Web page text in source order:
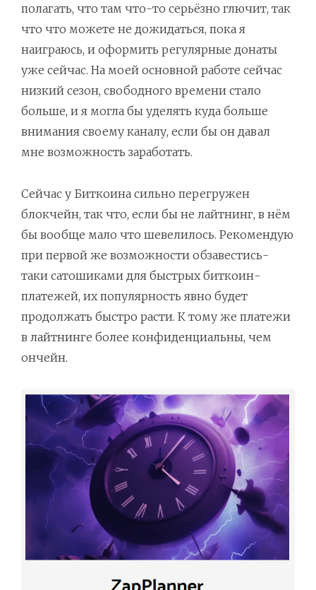
полагать, что там что-то серьёзно глючит, так
что что можете не дожидаться, пока я
наиграюсь, и оформить регулярные донаты
уже сейчас. На моей основной работе сейчас
низкий сезон, свободного времени стало
больше, и я могла бы уделять куда больше
внимания своему каналу, если бы он давал
мне возможность заработать.
Сейчас у Биткоина сильно перегружен
блокчейн, так что, если бы не лайтнинг, в нём
бы вообще мало что шевелилось. Рекомендую
при первой же возможности обзавестись-
таки сатошиками для быстрых биткоин-
платежей, их популярность явно будет
продолжать быстро расти. К тому же платежи
в лайтнинге более конфиденциальны, чем
ончейн.